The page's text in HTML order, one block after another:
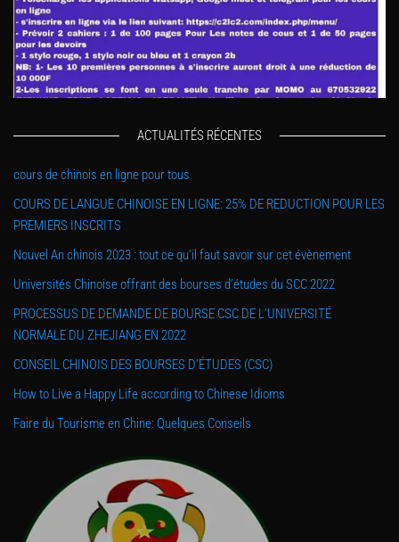
ACTUALITÉS RÉCENTES
cours de chinois en ligne pour tous
COURS DE LANGUE CHINOISE EN LIGNE: 25% DE REDUCTION POUR LES
PREMIERS INSCRITS
Nouvel An chinois 2023 : tout ce qu’il faut savoir sur cet évènement
Universités Chinoise offrant des bourses d’études du SCC 2022
PROCESSUS DE DEMANDE DE BOURSE CSC DE L’UNIVERSITÉ
NORMALE DU ZHEJIANG EN 2022
CONSEIL CHINOIS DES BOURSES D’ÉTUDES (CSC)
How to Live a Happy Life according to Chinese Idioms
Faire du Tourisme en Chine: Quelques Conseils